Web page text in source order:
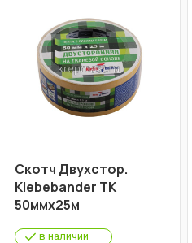
Скотч Двухстор.
Klebebander ТК
50ммх25м
в наличии